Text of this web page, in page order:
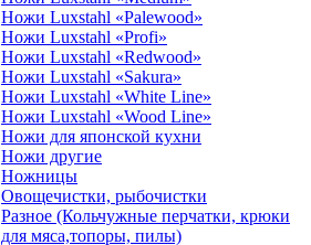
Ножи Luxstahl «Palewood»
Ножи Luxstahl «Profi»
Ножи Luxstahl «Redwood»
Ножи Luxstahl «Sakura»
Ножи Luxstahl «White Line»
Ножи Luxstahl «Wood Line»
Ножи для японской кухни
Ножи другие
Ножницы
Овощечистки, рыбочистки
Разное (Кольчужные перчатки, крюки
для мяса,топоры, пилы)